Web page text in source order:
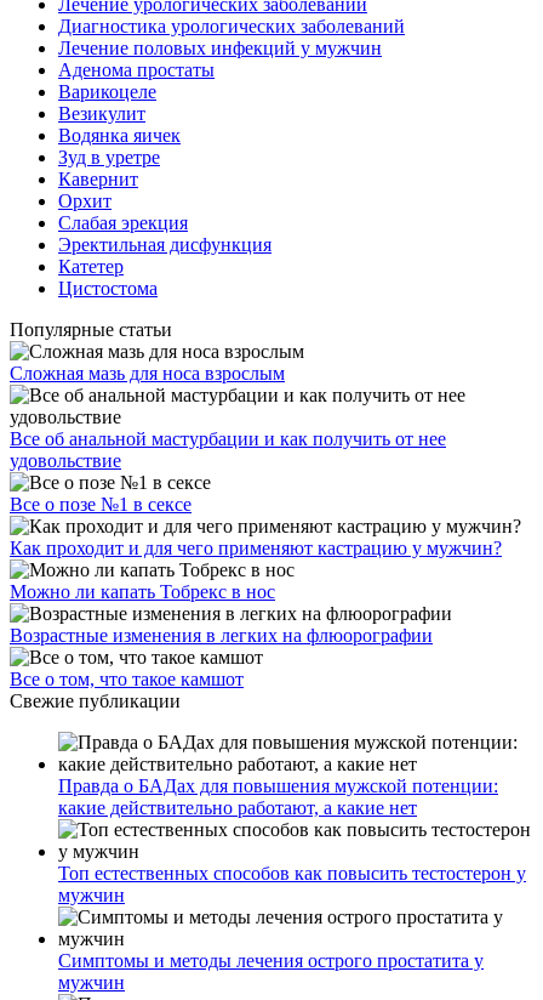
Лечение урологических заболеваний
Диагностика урологических заболеваний
Лечение половых инфекций у мужчин
Аденома простаты
Варикоцеле
Везикулит
Водянка яичек
Зуд в уретре
Кавернит
Орхит
Слабая эрекция
Эректильная дисфункция
Катетер
Цистостома
Популярные статьи
Сложная мазь для носа взрослым
Все об анальной мастурбации и как получить от нее
удовольствие
Все о позе №1 в сексе
Как проходит и для чего применяют кастрацию у мужчин?
Можно ли капать Тобрекс в нос
Возрастные изменения в легких на флюорографии
Все о том, что такое камшот
Свежие публикации
Правда о БАДах для повышения мужской потенции:
какие действительно работают, а какие нет
Топ естественных способов как повысить тестостерон у
мужчин
Симптомы и методы лечения острого простатита у
мужчин